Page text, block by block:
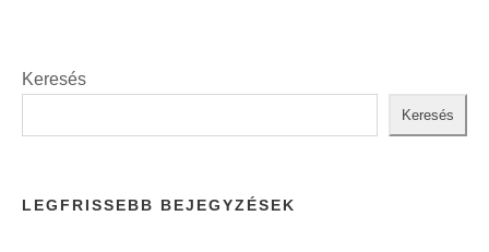
Keresés
Keresés
LEGFRISSEBB BEJEGYZÉSEK